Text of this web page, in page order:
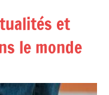
et
le monde